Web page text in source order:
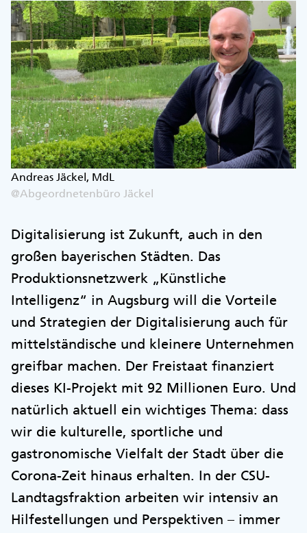
Andreas Jäckel, MdL
@Abgeordnetenbüro Jäckel
Digitalisierung ist Zukunft, auch in den
großen bayerischen Städten. Das
Produktionsnetzwerk „Künstliche
Intelligenz“ in Augsburg will die Vorteile
und Strategien der Digitalisierung auch für
mittelständische und kleinere Unternehmen
greifbar machen. Der Freistaat finanziert
dieses KI-Projekt mit 92 Millionen Euro. Und
natürlich aktuell ein wichtiges Thema: dass
wir die kulturelle, sportliche und
gastronomische Vielfalt der Stadt über die
Corona-Zeit hinaus erhalten. In der CSU-
Landtagsfraktion arbeiten wir intensiv an
Hilfestellungen und Perspektiven – immer